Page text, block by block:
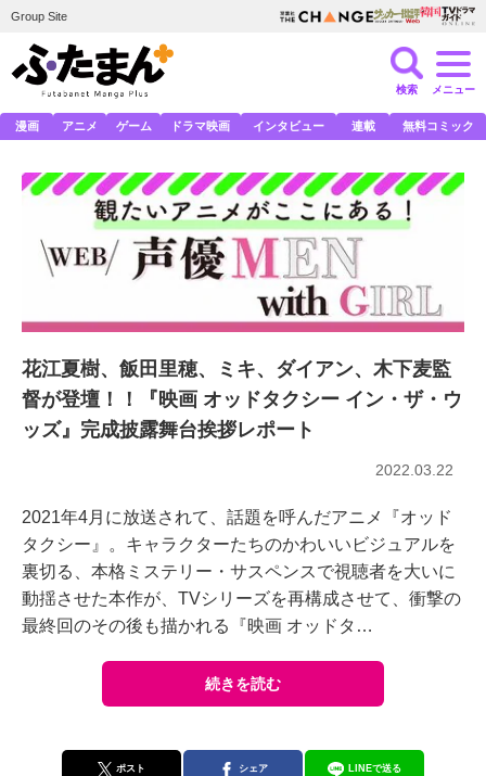
Group Site
検索 メニュー
漫画 アニメ ゲーム ドラマ映画 インタビュー 連載 無料コミック
花江夏樹、飯田里穂、ミキ、ダイアン、木下麦監
督が登壇！！『映画 オッドタクシー イン・ザ・ウ
ッズ』完成披露舞台挨拶レポート
2022.03.22
2021年4月に放送されて、話題を呼んだアニメ『オッド
タクシー』。キャラクターたちのかわいいビジュアルを
裏切る、本格ミステリー・サスペンスで視聴者を大いに
動揺させた本作が、TVシリーズを再構成させて、衝撃の
最終回のその後も描かれる『映画 オッドタ…
続きを読む
ポスト シェア LINEで送る